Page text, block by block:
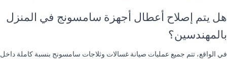
هل يتم إصلاح أعطال أجهزة سامسونج في المنزل
بالمهندسين؟
في الواقع، تتم جميع عمليات صيانة غسالات وثلاجات سامسونج بنسبة كاملة داخل